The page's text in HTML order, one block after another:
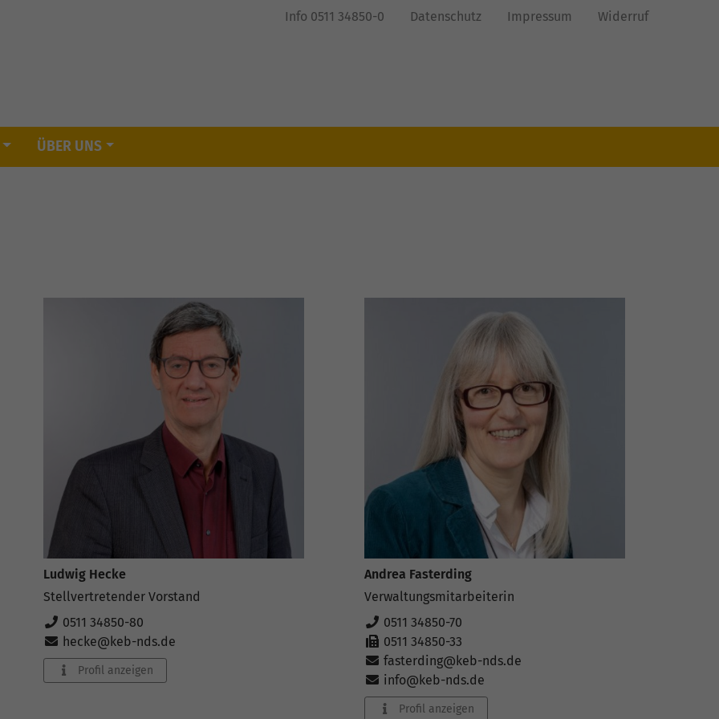
Info 0511 34850-0 Datenschutz Impressum Widerruf
ÜBER UNS
Ludwig Hecke
Stellvertretender Vorstand
0511 34850-80
hecke@keb-nds.de
Profil anzeigen
Andrea Fasterding
Verwaltungsmitarbeiterin
0511 34850-70
0511 34850-33
fasterding@keb-nds.de
info@keb-nds.de
Profil anzeigen